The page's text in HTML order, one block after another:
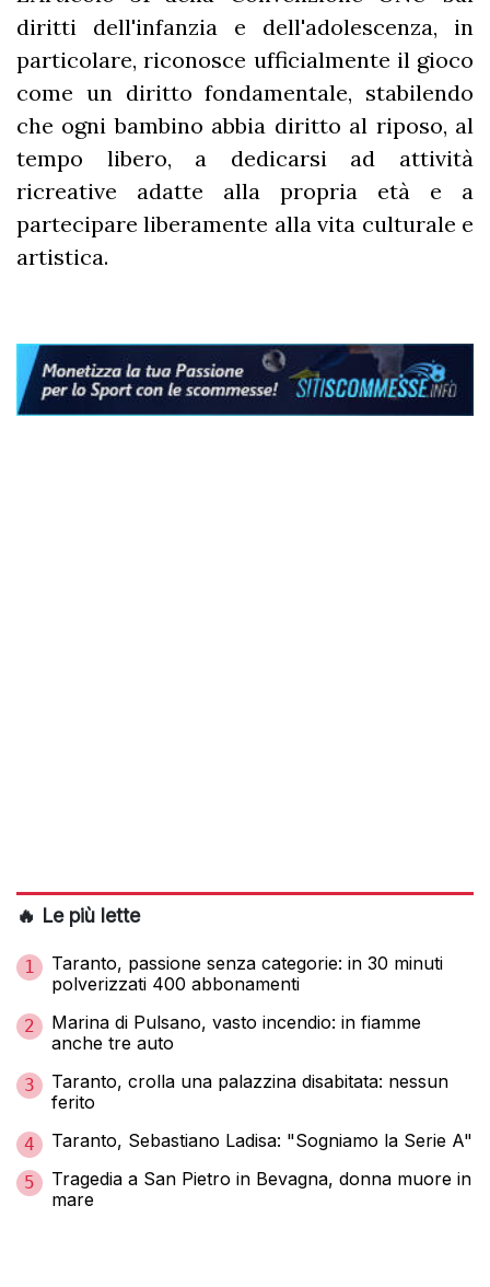
diritti dell'infanzia e dell'adolescenza, in
particolare, riconosce ufficialmente il gioco
come un diritto fondamentale, stabilendo
che ogni bambino abbia diritto al riposo, al
tempo libero, a dedicarsi ad attività
ricreative adatte alla propria età e a
partecipare liberamente alla vita culturale e
artistica.
🔥 Le più lette
1
Taranto, passione senza categorie: in 30 minuti
polverizzati 400 abbonamenti
2
Marina di Pulsano, vasto incendio: in fiamme
anche tre auto
3
Taranto, crolla una palazzina disabitata: nessun
ferito
4 Taranto, Sebastiano Ladisa: "Sogniamo la Serie A"
5
Tragedia a San Pietro in Bevagna, donna muore in
mare